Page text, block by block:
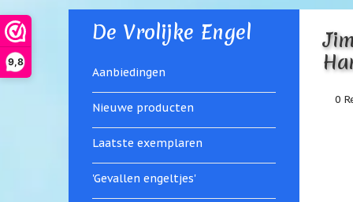
9,8
De Vrolijke Engel
Aanbiedingen
Nieuwe producten
Laatste exemplaren
'Gevallen engeltjes'
0